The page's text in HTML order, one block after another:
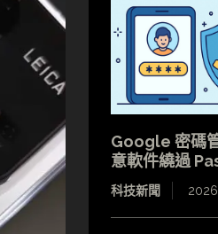
Google 密碼
意軟件繞過
科技新聞